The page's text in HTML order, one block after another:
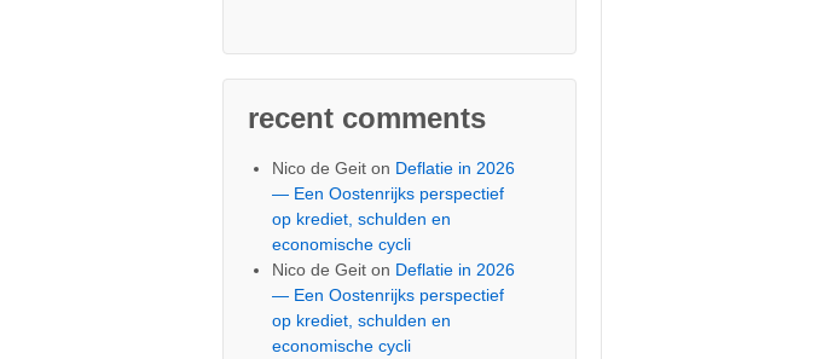
recent comments
Nico de Geit on Deflatie in 2026
— Een Oostenrijks perspectief
op krediet, schulden en
economische cycli
Nico de Geit on Deflatie in 2026
— Een Oostenrijks perspectief
op krediet, schulden en
economische cycli